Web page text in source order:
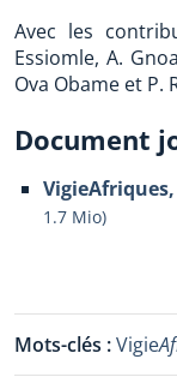
Avec les
Essiomle, A.
Ova Obame et P.
Document
1.7 Mio)
Mots-clés :Vigie